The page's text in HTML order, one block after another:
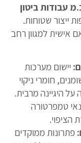
עבודות ביטון
ייצור שטוחות.
למגוון רחב
יישום מערכות
חומרי ניקוי
היגיינה מרבית.
טמפרטורה
הציפוי.
פתרונות ממוקדים